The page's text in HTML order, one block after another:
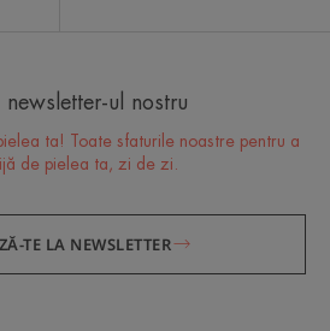
newsletter-ul nostru
ta! Toate sfaturile noastre pentru a
de pielea ta, zi de zi.
TE LA NEWSLETTER